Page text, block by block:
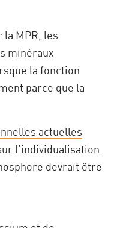
la MPR, les
minéraux
la fonction
parce que la
actuelles
l’individualisation.
devrait être